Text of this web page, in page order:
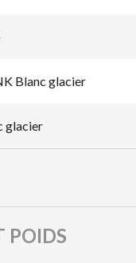
Blanc glacier
glacier
POIDS